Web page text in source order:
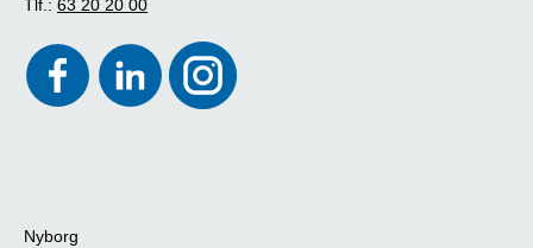
Tlf.: 63 20 20 00
Nyborg